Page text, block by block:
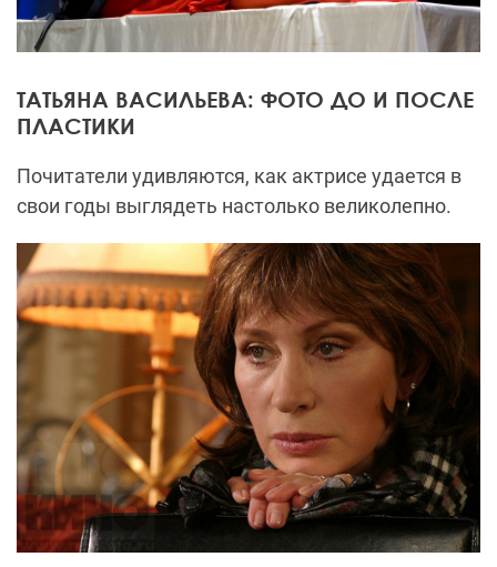
ТАТЬЯНА ВАСИЛЬЕВА: ФОТО ДО И ПОСЛЕ
ПЛАСТИКИ
Почитатели удивляются, как актрисе удается в
свои годы выглядеть настолько великолепно.